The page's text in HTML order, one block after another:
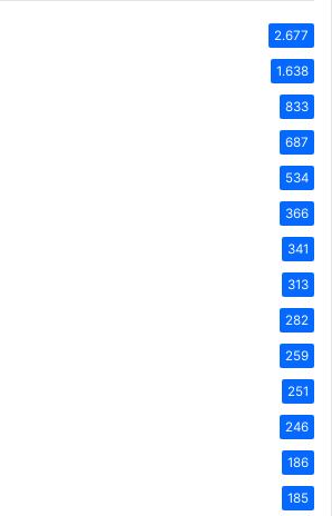
2.677
1.638
833
687
534
366
341
313
282
259
251
246
186
185